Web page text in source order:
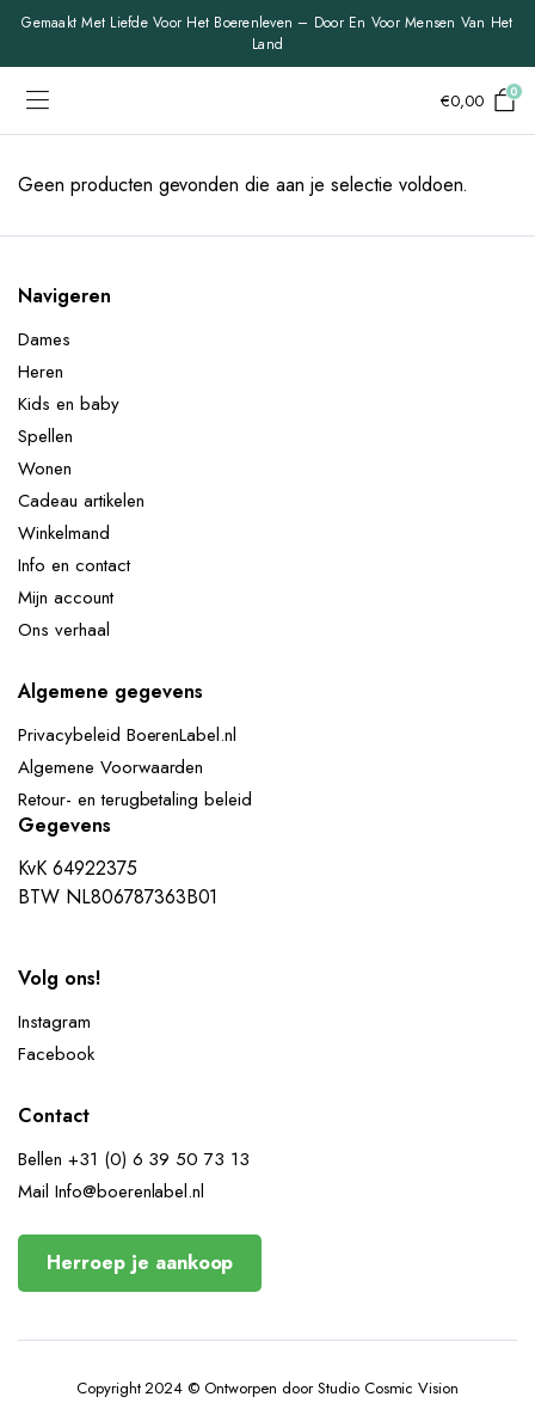
Gemaakt Met Liefde Voor Het Boerenleven – Door En Voor Mensen Van Het
Land
€0,00 0
Geen producten gevonden die aan je selectie voldoen.
Navigeren
Dames
Heren
Kids en baby
Spellen
Wonen
Cadeau artikelen
Winkelmand
Info en contact
Mijn account
Ons verhaal
Algemene gegevens
Privacybeleid BoerenLabel.nl
Algemene Voorwaarden
Retour- en terugbetaling beleid
Gegevens
KvK 64922375
BTW NL806787363B01
Volg ons!
Instagram
Facebook
Contact
Bellen +31 (0) 6 39 50 73 13
Mail Info@boerenlabel.nl
Herroep je aankoop
Copyright 2024 © Ontworpen door Studio Cosmic Vision